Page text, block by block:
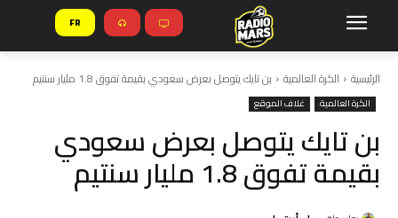
FR
الرئيسية الكرة العالمية بن تايك يتوصل بعرض سعودي بقيمة تفوق 1.8 مليار سنتيم
الكرة العالمية غلاف الموقع
بن تايك يتوصل بعرض سعودي
بقيمة تفوق 1.8 مليار سنتيم